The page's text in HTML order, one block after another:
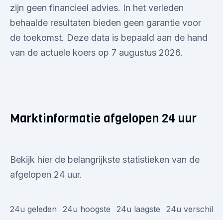
zijn geen financieel advies. In het verleden
behaalde resultaten bieden geen garantie voor
de toekomst. Deze data is bepaald aan de hand
van de actuele koers op 7 augustus 2026.
Marktinformatie afgelopen 24 uur
Bekijk hier de belangrijkste statistieken van de
afgelopen 24 uur.
24u geleden 24u hoogste 24u laagste 24u verschil